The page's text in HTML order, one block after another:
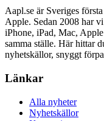
Aapl.se är Sveriges
Apple. Sedan 2008 har
iPhone, iPad, Mac,
samma ställe. Här hittar
nyhetskällor, snyggt
Länkar
Alla nyheter
Nyhetskällor